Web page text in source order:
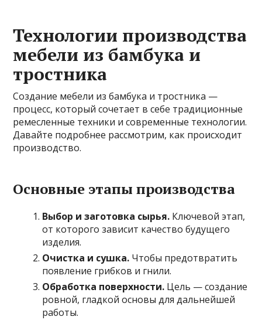
Технологии производства
мебели из бамбука и
тростника
Создание мебели из бамбука и тростника —
процесс, который сочетает в себе традиционные
ремесленные техники и современные технологии.
Давайте подробнее рассмотрим, как происходит
производство.
Основные этапы производства
Выбор и заготовка сырья. Ключевой этап,
от которого зависит качество будущего
изделия.
Очистка и сушка. Чтобы предотвратить
появление грибков и гнили.
Обработка поверхности. Цель — создание
ровной, гладкой основы для дальнейшей
работы.